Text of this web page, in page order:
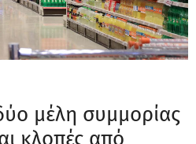
μέλη συμμορίας
κλοπές από